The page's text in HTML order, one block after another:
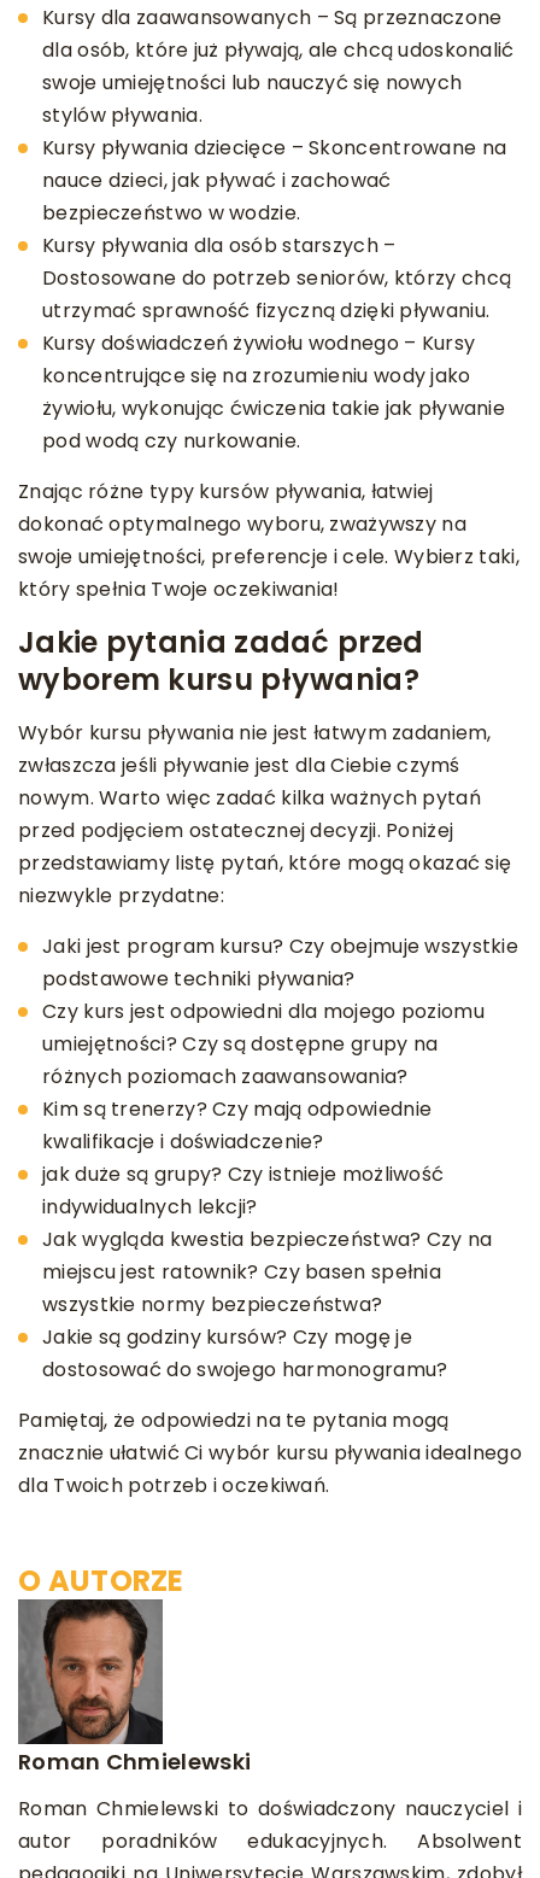
Kursy dla zaawansowanych – Są przeznaczone
dla osób, które już pływają, ale chcą udoskonalić
swoje umiejętności lub nauczyć się nowych
stylów pływania.
Kursy pływania dziecięce – Skoncentrowane na
nauce dzieci, jak pływać i zachować
bezpieczeństwo w wodzie.
Kursy pływania dla osób starszych –
Dostosowane do potrzeb seniorów, którzy chcą
utrzymać sprawność fizyczną dzięki pływaniu.
Kursy doświadczeń żywiołu wodnego – Kursy
koncentrujące się na zrozumieniu wody jako
żywiołu, wykonując ćwiczenia takie jak pływanie
pod wodą czy nurkowanie.
Znając różne typy kursów pływania, łatwiej
dokonać optymalnego wyboru, zważywszy na
swoje umiejętności, preferencje i cele. Wybierz taki,
który spełnia Twoje oczekiwania!
Jakie pytania zadać przed
wyborem kursu pływania?
Wybór kursu pływania nie jest łatwym zadaniem,
zwłaszcza jeśli pływanie jest dla Ciebie czymś
nowym. Warto więc zadać kilka ważnych pytań
przed podjęciem ostatecznej decyzji. Poniżej
przedstawiamy listę pytań, które mogą okazać się
niezwykle przydatne:
Jaki jest program kursu? Czy obejmuje wszystkie
podstawowe techniki pływania?
Czy kurs jest odpowiedni dla mojego poziomu
umiejętności? Czy są dostępne grupy na
różnych poziomach zaawansowania?
Kim są trenerzy? Czy mają odpowiednie
kwalifikacje i doświadczenie?
jak duże są grupy? Czy istnieje możliwość
indywidualnych lekcji?
Jak wygląda kwestia bezpieczeństwa? Czy na
miejscu jest ratownik? Czy basen spełnia
wszystkie normy bezpieczeństwa?
Jakie są godziny kursów? Czy mogę je
dostosować do swojego harmonogramu?
Pamiętaj, że odpowiedzi na te pytania mogą
znacznie ułatwić Ci wybór kursu pływania idealnego
dla Twoich potrzeb i oczekiwań.
O AUTORZE
Roman Chmielewski
Roman Chmielewski to doświadczony nauczyciel i
autor poradników edukacyjnych. Absolwent